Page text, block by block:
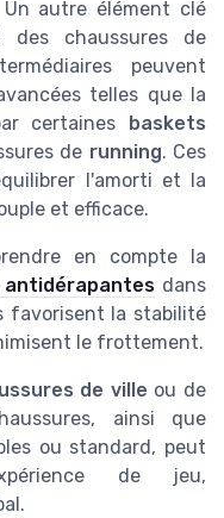
Un autre élément clé
des chaussures de
peuvent
telles que la
certaines baskets
de running. Ces
l'amorti et la
et efficace.
en compte la
dans
favorisent la stabilité
le frottement.
de ville ou de
ainsi que
ou standard, peut
de jeu,